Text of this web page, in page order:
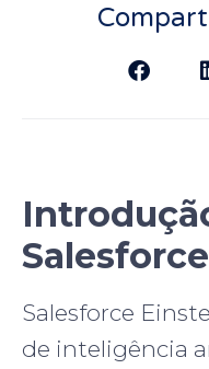
Salesforce
de inteligência